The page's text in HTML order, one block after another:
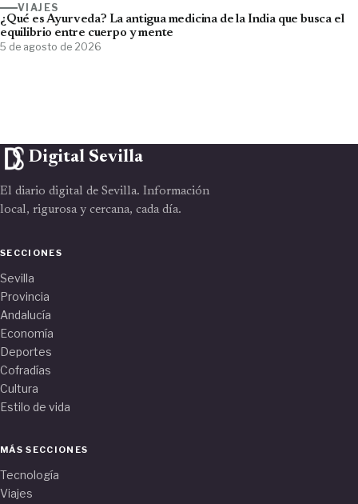
VIAJES
¿Qué es Ayurveda? La antigua medicina de la India que busca el
equilibrio entre cuerpo y mente
5 de agosto de 2026
Digital Sevilla
El diario digital de Sevilla. Información
local, rigurosa y cercana, cada día.
SECCIONES
Sevilla
Provincia
Andalucía
Economía
Deportes
Cofradías
Cultura
Estilo de vida
MÁS SECCIONES
Tecnología
Viajes